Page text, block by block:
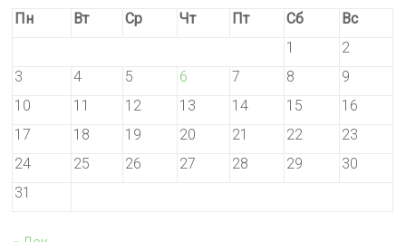
Пн
Вт Ср Чт Пт Сб
Вс
1
2
3
4 5 6 7 8
9
10
11 12 13 14 15
16
17
18 19 20 21 22
23
24
25 26 27 28 29
30
31